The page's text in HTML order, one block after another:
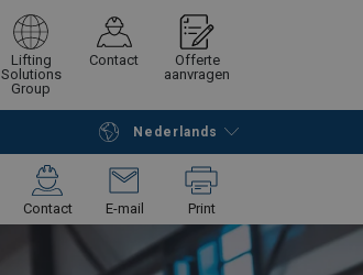
Lifting
Solutions
Group
Contact
Offerte
aanvragen
Nederlands
Vraag offerte aan
Contact E-mail Print